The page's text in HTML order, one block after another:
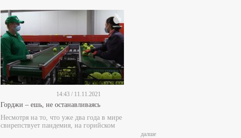
14:43 / 11.11.2021
Горджи – ешь, не останавливаясь
Несмотря на то, что уже два года в мире
свирепствует пандемия, на горийском
далше